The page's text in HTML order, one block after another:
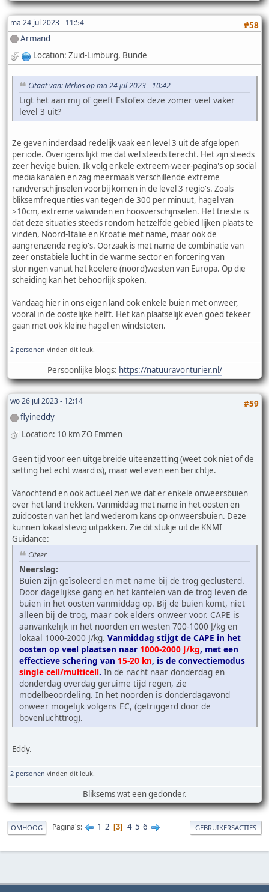
ma 24 jul 2023 - 11:54
#58
Armand
Location: Zuid-Limburg, Bunde
Citaat van: Mrkos op ma 24 jul 2023 - 10:42
Ligt het aan mij of geeft Estofex deze zomer veel vaker
level 3 uit?
Ze geven inderdaad redelijk vaak een level 3 uit de afgelopen
periode. Overigens lijkt me dat wel steeds terecht. Het zijn steeds
zeer hevige buien. Ik volg enkele extreem-weer-pagina's op social
media kanalen en zag meermaals verschillende extreme
randverschijnselen voorbij komen in de level 3 regio's. Zoals
bliksemfrequenties van tegen de 300 per minuut, hagel van
>10cm, extreme valwinden en hoosverschijnselen. Het trieste is
dat deze situaties steeds rondom hetzelfde gebied lijken plaats te
vinden, Noord-Italië en Kroatië met name, maar ook de
aangrenzende regio's. Oorzaak is met name de combinatie van
zeer onstabiele lucht in de warme sector en forcering van
storingen vanuit het koelere (noord)westen van Europa. Op die
scheiding kan het behoorlijk spoken.
Vandaag hier in ons eigen land ook enkele buien met onweer,
vooral in de oostelijke helft. Het kan plaatselijk even goed tekeer
gaan met ook kleine hagel en windstoten.
2 personen vinden dit leuk.
Persoonlijke blogs: https://natuuravonturier.nl/
wo 26 jul 2023 - 12:14
#59
flyineddy
Location: 10 km ZO Emmen
Geen tijd voor een uitgebreide uiteenzetting (weet ook niet of de
setting het echt waard is), maar wel even een berichtje.
Vanochtend en ook actueel zien we dat er enkele onweersbuien
over het land trekken. Vanmiddag met name in het oosten en
zuidoosten van het land wederom kans op onweersbuien. Deze
kunnen lokaal stevig uitpakken. Zie dit stukje uit de KNMI
Guidance:
Citeer
Neerslag:
Buien zijn geïsoleerd en met name bij de trog geclusterd.
Door dagelijkse gang en het kantelen van de trog leven de
buien in het oosten vanmiddag op. Bij de buien komt, niet
alleen bij de trog, maar ook elders onweer voor. CAPE is
aanvankelijk in het noorden en westen 700-1000 J/kg en
lokaal 1000-2000 J/kg. Vanmiddag stijgt de CAPE in het
oosten op veel plaatsen naar 1000-2000 J/kg, met een
effectieve schering van 15-20 kn, is de convectiemodus
single cell/multicell. In de nacht naar donderdag en
donderdag overdag geruime tijd regen, zie
modelbeoordeling. In het noorden is donderdagavond
onweer mogelijk volgens EC, (getriggerd door de
bovenluchttrog).
Eddy.
2 personen vinden dit leuk.
Bliksems wat een gedonder.
OMHOOG Pagina's 1 2 3 4 5 6 GEBRUIKERSACTIES